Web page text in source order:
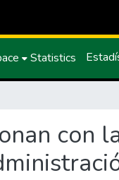
Statistics
con